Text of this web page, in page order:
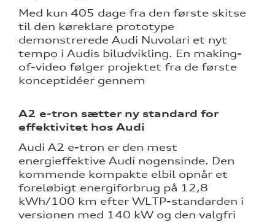
Med kun 405 dage fra den første skitse
til den køreklare prototype
demonstrerede Audi Nuvolari et nyt
tempo i Audis biludvikling. En making-
of-video følger projektet fra de første
konceptidéer gennem
A2 e-tron sætter ny standard for
effektivitet hos Audi
Audi A2 e-tron er den mest
energieffektive Audi nogensinde. Den
kommende kompakte elbil opnår et
foreløbigt energiforbrug på 12,8
kWh/100 km efter WLTP-standarden i
versionen med 140 kW og den valgfri